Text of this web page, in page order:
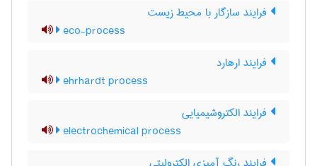
فرایند سازگار با محیط زیست
eco-process
فرایند ارهارد
ehrhardt process
فرایند الکتروشیمیایی
electrochemical process